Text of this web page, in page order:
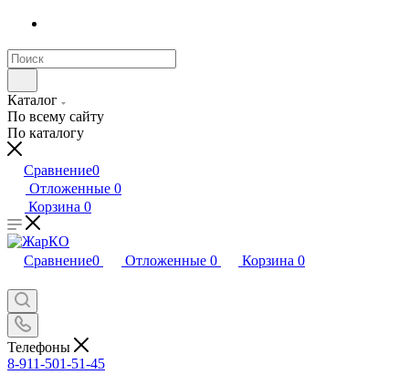
Каталог
По всему сайту
По каталогу
Сравнение0
Отложенные 0
Корзина 0
Сравнение0 Отложенные 0 Корзина 0
Телефоны
8-911-501-51-45